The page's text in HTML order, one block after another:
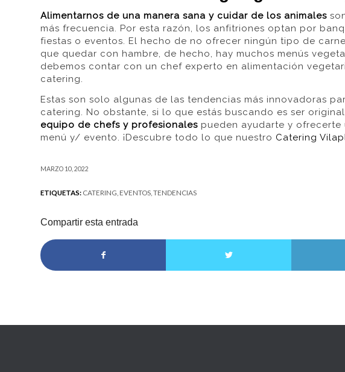
Alimentarnos de una manera sana y cuidar de los animales
más frecuencia. Por esta razón, los anfitriones optan por
fiestas o eventos. El hecho de no ofrecer ningún tipo de
que quedar con hambre, de hecho, hay muchos menús
debemos contar con un chef experto en alimentación
catering.
Estas son solo algunas de las tendencias más innovadoras
catering. No obstante, si lo que estás buscando es ser
equipo de chefs y profesionales pueden ayudarte y ofrecerte
menú y/ evento. ¡Descubre todo lo que nuestro Catering
MARZO 10, 2022
ETIQUETAS: CATERING EVENTOS TENDENCIAS
Compartir esta entrada